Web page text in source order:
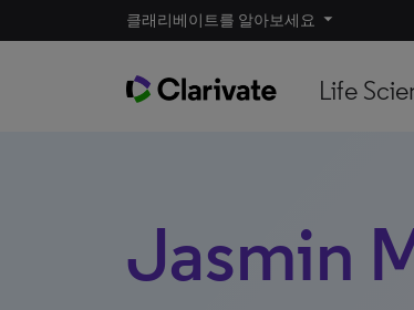
클래리베이트를 알아보세요
Life
Jasmin